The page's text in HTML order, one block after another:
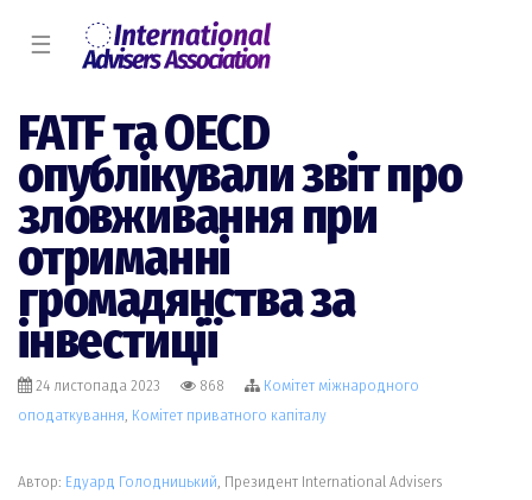
☰
FATF та OECD
опублікували звіт про
зловживання при
отриманні
громадянства за
інвестиції
24 листопада 2023 868
Комiтет міжнародного
оподаткування, Комiтет приватного капіталу
Автор: Едуард Голодницький , Президент International Advisers